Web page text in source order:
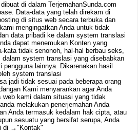
di dalam TerjemahanSunda.com
Data-data yang telah direkam di
di situs web secara terbuka dan
mengingatkan Anda untuk tidak
data pribadi ke dalam system translasi
dapat menemukan Konten yang
kata tidak senonoh, hal-hal berbau seks,
dalam system translasi yang disebabkan
lainnya. Dikarenakan hasil
system translasi
jadi tidak sesuai pada beberapa orang
Kami menyarankan agar Anda
web kami dalam situasi yang tidak
melakukan penerjemahan Anda
Anda termasuk kedalam hak cipta, atau
sesuatu yang bersifat serupa, Anda
di →"Kontak"